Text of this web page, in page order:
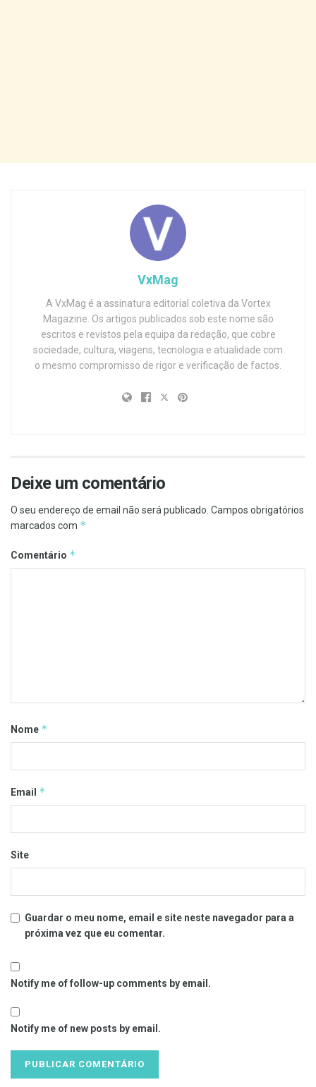
VxMag
A VxMag é a assinatura editorial coletiva da Vortex
Magazine. Os artigos publicados sob este nome são
escritos e revistos pela equipa da redação, que cobre
sociedade, cultura, viagens, tecnologia e atualidade com
o mesmo compromisso de rigor e verificação de factos.
Deixe um comentário
O seu endereço de email não será publicado. Campos obrigatórios
marcados com *
Comentário *
Nome *
Email *
Site
Guardar o meu nome, email e site neste navegador para a
próxima vez que eu comentar.
Notify me of follow-up comments by email.
Notify me of new posts by email.